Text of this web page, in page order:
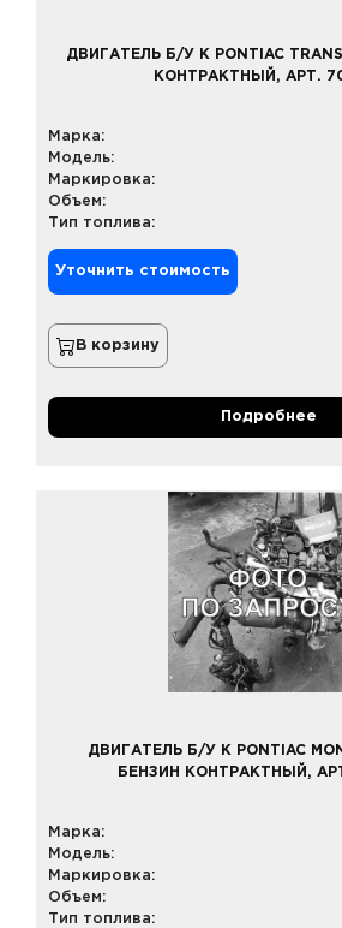
ДВИГАТЕЛЬ Б/У К PONTIAC
КОНТРАКТНЫЙ, АРТ.
Марка:
Модель:
Маркировка:
Объем:
Тип топлива:
Уточнить стоимость
В корзину
Подробнее
ДВИГАТЕЛЬ Б/У К PONTIAC
БЕНЗИН КОНТРАКТНЫЙ,
Марка:
Модель:
Маркировка:
Объем:
Тип топлива: